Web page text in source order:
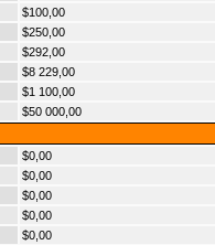
$100,00
$250,00
$292,00
$8 229,00
$1 100,00
$50 000,00
$0,00
$0,00
$0,00
$0,00
$0,00